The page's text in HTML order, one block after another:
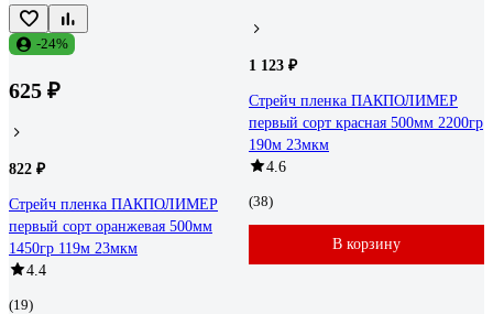
-24%
625 ₽
822 ₽
Стрейч пленка ПАКПОЛИМЕР
первый сорт оранжевая 500мм
1450гр 119м 23мкм
4.4
(19)
1 123 ₽
Стрейч пленка ПАКПОЛИМЕР
первый сорт красная 500мм 2200гр
190м 23мкм
4.6
(38)
В корзину